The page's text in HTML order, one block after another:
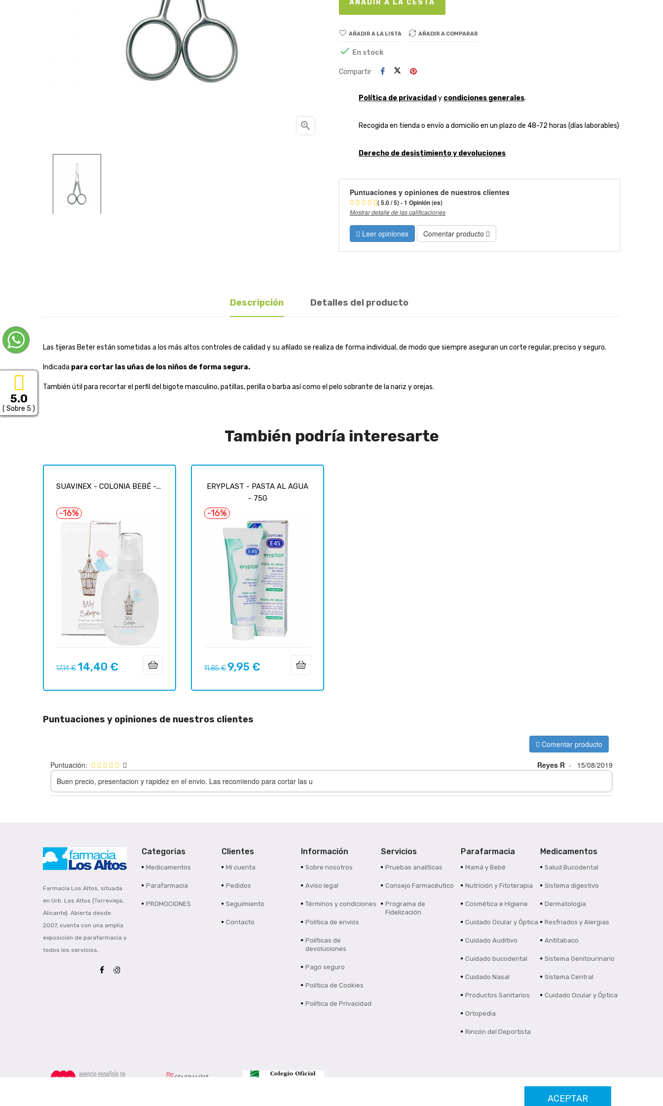
ACEPTAR

AÑADIR A LA CESTA
AÑADIR A LA LISTA AÑADIR A COMPARAR
 En stock
Compartir
Política de privacidad y condiciones generales.
Recogida en tienda o envío a domicilio en un plazo de 48-72 horas (días laborables)
Derecho de desistimiento y devoluciones
Puntuaciones y opiniones de nuestros clientes
( 5.0 / 5) - 1 Opinión (es)
Mostrar detalle de las calificaciones
Leer opiniones Comentar producto
Descripción Detalles del producto
Las tijeras Beter están sometidas a los más altos controles de calidad y su afilado se realiza de forma individual, de modo que siempre aseguran un corte regular, preciso y seguro.
Indicada para cortar las uñas de los niños de forma segura.
También útil para recortar el perfil del bigote masculino, patillas, perilla o barba así como el pelo sobrante de la nariz y orejas.
También podría interesarte
SUAVINEX - COLONIA BEBÉ -...
-16%
Precio
17,14 € Precio
14,40 €
ERYPLAST - PASTA AL AGUA
- 75G
-16%
Precio
11,85 € Precio
9,95 €
Puntuaciones y opiniones de nuestros clientes
Comentar producto
Puntuación: Reyes R -
15/08/2019
Buen precio, presentacion y rapidez en el envio. Las recomiendo para cortar las u
Farmacia Los Altos, situada
en Urb. Los Altos (Torrevieja,
Alicante). Abierta desde
2007, cuenta con una amplia
exposición de parafarmacia y
todos los servicios..
Categorias
Medicamentos
Parafarmacia
PROMOCIONES
Clientes
Mi cuenta
Pedidos
Seguimiento
Contacto
Información
Sobre nosotros
Aviso legal
Términos y condiciones
Política de envíos
Políticas de
devoluciones
Pago seguro
Política de Cookies
Política de Privacidad
Servicios
Pruebas analíticas
Consejo Farmacéutico
Programa de
Fidelización
Parafarmacia
Mamá y Bebé
Nutrición y Fitoterapia
Cosmética e Higiene
Cuidado Ocular y Óptica
Cuidado Auditivo
Cuidado bucodental
Cuidado Nasal
Productos Sanitarios
Ortopedia
Rincón del Deportista
Medicamentos
Salud Bucodental
Sistema digestivo
Dermatología
Resfriados y Alergias
Antitabaco
Sistema Genitourinario
Sistema Central
Cuidado Ocular y Óptica
5.0
( Sobre 5 )